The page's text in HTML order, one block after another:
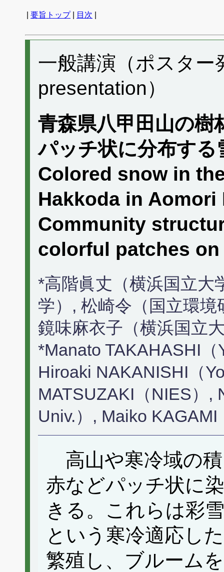
要旨トップ| 目次
一般講演（ポスタ
presentation）
青森県八甲田山の樹
パッチ状に分布する
Colored snow in
Hakkoda in
Community
colorful patches on
*高階眞丈（横浜国立大
学）, 松崎令（国立環
鏡味麻衣子（横浜国立
*Manato TAKAHASHI
Hiroaki NAKANISHI（
MATSUZAKI（NIES）,
Univ.）, Maiko
高山や寒冷域の
赤などパッチ状に
きる。これらは彩
という寒冷適応し
繁殖し、ブルーム